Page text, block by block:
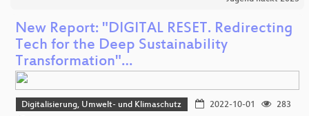
New Report: "DIGITAL RESET. Redirecting
Tech for the Deep Sustainability
Transformation"…
Digitalisierung, Umwelt- und Klimaschutz 2022-10-01
283